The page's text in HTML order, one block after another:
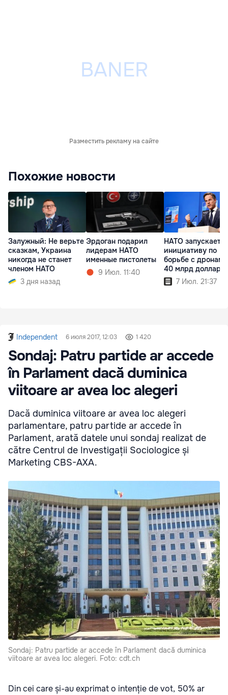
Разместить рекламу на сайте
Похожие новости
Залужный: Не верьте
сказкам, Украина
никогда не станет
членом НАТО
3 дня назад
Эрдоган подарил
лидерам НАТО
именные пистолеты
9 Июл. 11:40
НАТО запускает
инициативу по
борьбе с
40 млрд
7 Июл. 21:37
Independent 6 июля 2017, 12:03 1 420
Sondaj: Patru partide ar accede
în Parlament dacă duminica
viitoare ar avea loc alegeri
Dacă duminica viitoare ar avea loc alegeri
parlamentare, patru partide ar accede în
Parlament, arată datele unui sondaj realizat de
către Centrul de Investigații Sociologice și
Marketing CBS-AXA.
Sondaj: Patru partide ar accede în Parlament dacă duminica
viitoare ar avea loc alegeri. Foto: cdt.ch
Din cei care și-au exprimat o intenție de vot, 50% ar